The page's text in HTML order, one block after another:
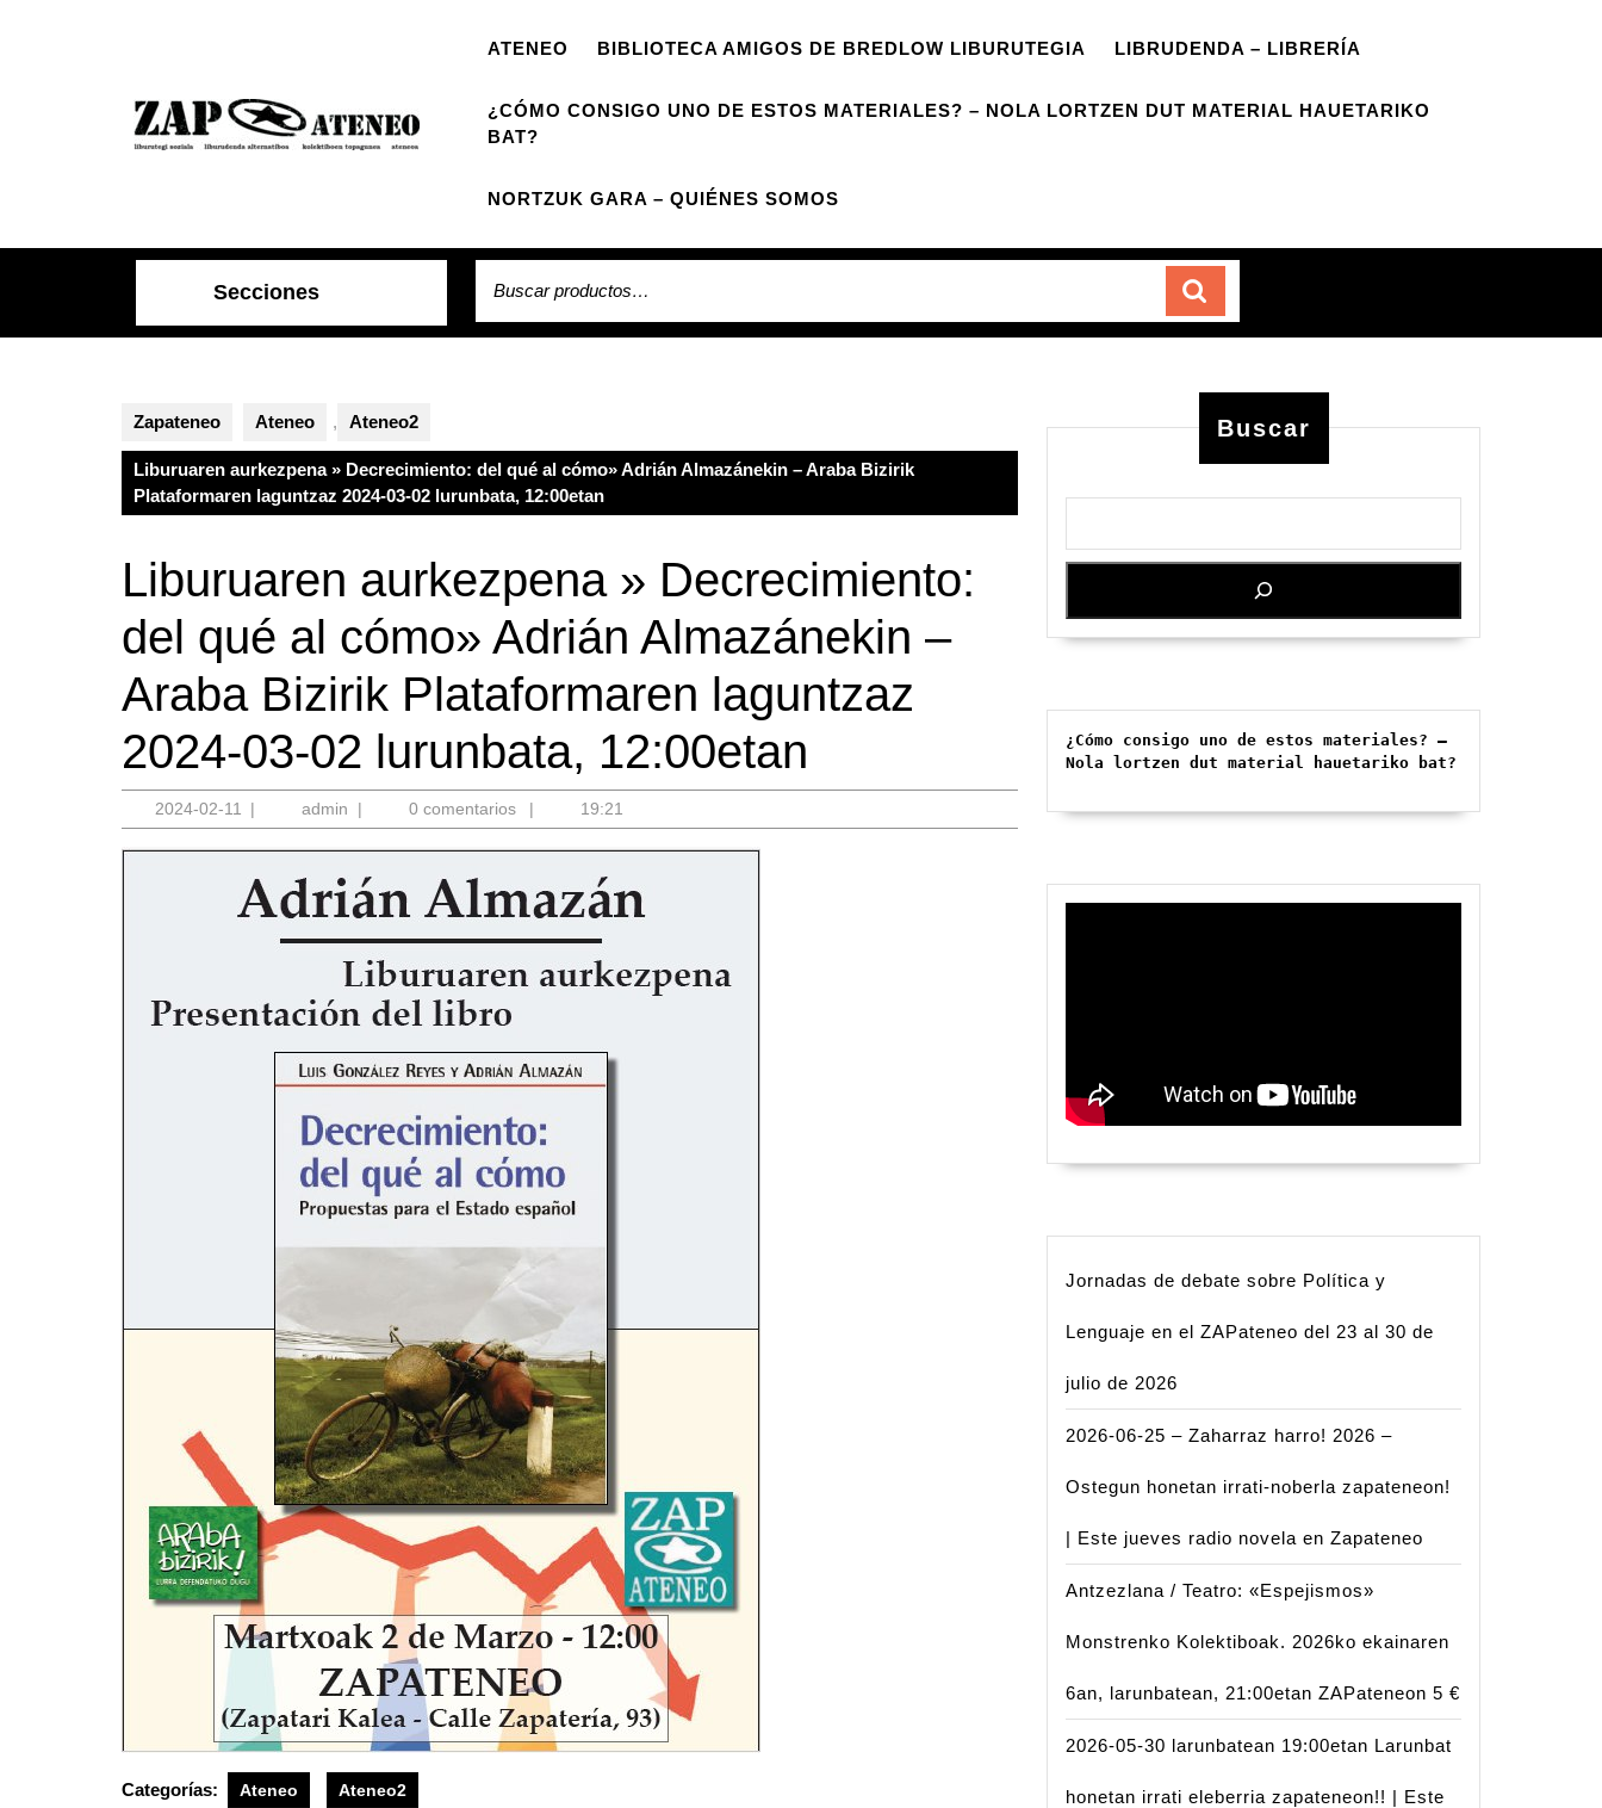
ATENEO BIBLIOTECA AMIGOS DE BREDLOW LIBURUTEGIA LIBRUDENDA – LIBRERÍA
¿CÓMO CONSIGO UNO DE ESTOS MATERIALES? – NOLA LORTZEN DUT MATERIAL HAUETARIKO
BAT?
NORTZUK GARA – QUIÉNES SOMOS
Secciones
por:
Zapateneo Ateneo , Ateneo2
Liburuaren aurkezpena » Decrecimiento: del qué al cómo» Adrián Almazánekin – Araba Bizirik
Plataformaren laguntzaz 2024-03-02 lurunbata, 12:00etan
Liburuaren aurkezpena » Decrecimiento:
del qué al cómo» Adrián Almazánekin –
Araba Bizirik Plataformaren laguntzaz
2024-03-02 lurunbata, 12:00etan
2024-02-11 2024-
02-
11
| admin admin
| 0 comentarios | 19:21
Categorías: Ateneo Ateneo2
Buscar
¿Cómo consigo uno de estos materiales? –
Nola lortzen dut material hauetariko bat?
Jornadas de debate sobre Política y
Lenguaje en el ZAPateneo del 23 al 30 de
julio de 2026
2026-06-25 – Zaharraz harro! 2026 –
Ostegun honetan irrati-noberla zapateneon!
| Este jueves radio novela en Zapateneo
Antzezlana / Teatro: «Espejismos»
Monstrenko Kolektiboak. 2026ko ekainaren
6an, larunbatean, 21:00etan ZAPateneon 5 €
2026-05-30 larunbatean 19:00etan Larunbat
honetan irrati eleberria zapateneon!! | Este